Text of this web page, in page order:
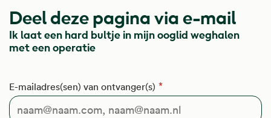
Deel deze pagina via e-mail
Ik laat een hard bultje in mijn ooglid weghalen
met een operatie
E-mailadres(sen) van ontvanger(s)